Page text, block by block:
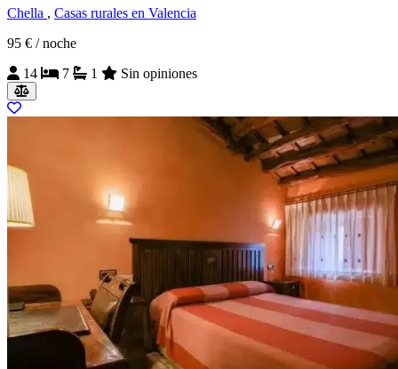
Chella , Casas rurales en Valencia
95 € / noche
14
7 1 Sin opiniones